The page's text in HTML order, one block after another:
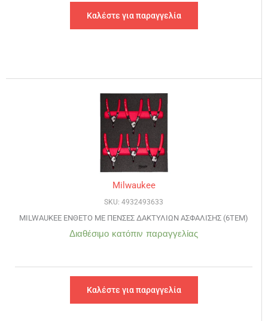
Καλέστε για παραγγελία
Milwaukee
SKU: 4932493633
MILWAUKEE ΕΝΘΕΤΟ ΜΕ ΠΕΝΣΕΣ ΔΑΚΤΥΛΙΩΝ ΑΣΦΑΛΙΣΗΣ (6ΤΕΜ)
Διαθέσιμο κατόπιν παραγγελίας
Καλέστε για παραγγελία